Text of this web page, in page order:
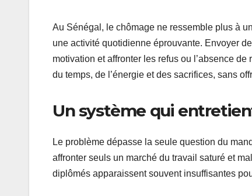
Au Sénégal, le chômage ne ressemble plus à
une activité quotidienne éprouvante. Envoyer
motivation et affronter les refus ou l’absence
du temps, de l’énergie et des sacrifices, sans
Un système qui
Le problème dépasse la seule question du
affronter seuls un marché du travail saturé et
diplômés apparaissent souvent insuffisantes